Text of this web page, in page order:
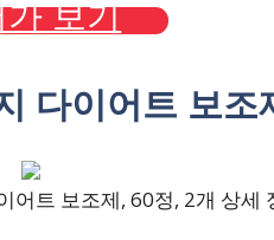
보기
다이어트 보조
트 보조제, 60정, 2개 상세